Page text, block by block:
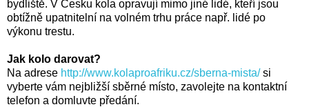
bydliště. V Česku kola opravují mimo jiné lidé, kteří jsou
obtížně upatnitelní na volném trhu práce např. lidé po
výkonu trestu.
Jak kolo darovat?
Na adrese http://www.kolaproafriku.cz/sberna-mista/si
vyberte vám nejbližší sběrné místo, zavolejte na kontaktní
telefon a domluvte předání.